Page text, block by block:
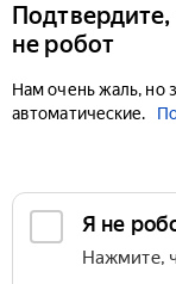
Подтвердите,
не робот
Нам очень жаль, но
автоматические.